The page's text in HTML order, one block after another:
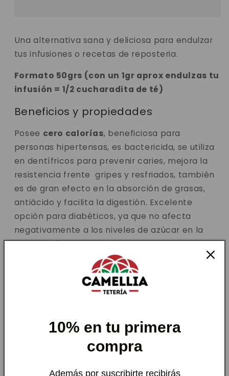
Una alternativa sana y deliciosa para endulzar
tus infusiones o recetas de reposteria.
Formato 50grs (con un 1gr aprox endulzas tu
infusión = 1/2 cucharadita de té)
Beneficios y propiedades
Posee cero calorías, beneficiosa para
personas hipertensas, es bactericida, se utiliza
en dentífricos para prevenir caries, mejora la
resistencia frente gripes y resfriados, también
es de gran efecto en la absorción de grasas,
antiácido y facilita la digestión. Excelente
opción para diabéticos, ya que no afecta
negativamente a los niveles de azúcar en la
sangre. ¡Elige lo natural.
Contraindicaciones
la Stevia no tiene efectos secundarios, como
10% en tu primera
compra
Además por suscribirte recibirás